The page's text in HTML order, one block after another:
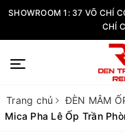
SHOWROOM 1: 37 VÕ CHÍ
CHÍ
Trang chủ ĐÈN MÂM
Mica Pha Lê Ốp Trần